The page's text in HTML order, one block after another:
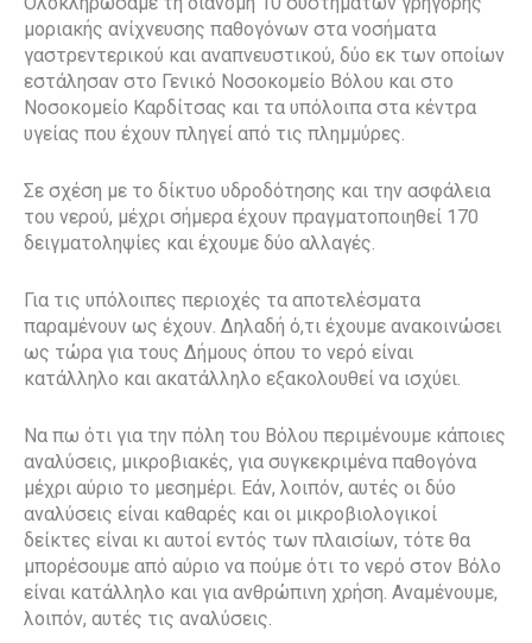
μοριακής ανίχνευσης παθογόνων στα νοσήματα
γαστρεντερικού και αναπνευστικού, δύο εκ των οποίων
εστάλησαν στο Γενικό Νοσοκομείο Βόλου και στο
Νοσοκομείο Καρδίτσας και τα υπόλοιπα στα κέντρα
υγείας που έχουν πληγεί από τις πλημμύρες.
Σε σχέση με το δίκτυο υδροδότησης και την ασφάλεια
του νερού, μέχρι σήμερα έχουν πραγματοποιηθεί 170
δειγματοληψίες και έχουμε δύο αλλαγές.
Για τις υπόλοιπες περιοχές τα αποτελέσματα
παραμένουν ως έχουν. Δηλαδή ό,τι έχουμε ανακοινώσει
ως τώρα για τους Δήμους όπου το νερό είναι
κατάλληλο και ακατάλληλο εξακολουθεί να ισχύει.
Να πω ότι για την πόλη του Βόλου περιμένουμε κάποιες
αναλύσεις, μικροβιακές, για συγκεκριμένα παθογόνα
μέχρι αύριο το μεσημέρι. Εάν, λοιπόν, αυτές οι δύο
αναλύσεις είναι καθαρές και οι μικροβιολογικοί
δείκτες είναι κι αυτοί εντός των πλαισίων, τότε θα
μπορέσουμε από αύριο να πούμε ότι το νερό στον Βόλο
είναι κατάλληλο και για ανθρώπινη χρήση. Αναμένουμε,
λοιπόν, αυτές τις αναλύσεις.